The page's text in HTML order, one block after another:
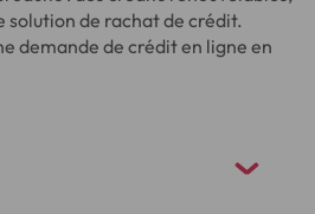
solution de rachat de crédit.
demande de crédit en ligne en